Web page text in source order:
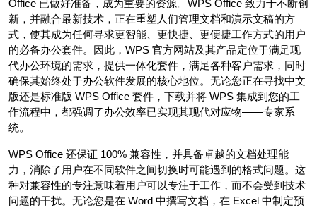
Office 已做好准备，成为重要的资源。WPS Office 致力于不断创
新，并融合最新技术，正在重塑人们管理文档和演示文稿的方
式，使其成为任何寻求更智能、更快捷、更便捷工作方式的用户
的必备办公套件。因此，WPS 官方网站及其产品定位于满足现
代办公环境的需求，提供一体化套件，满足各种客户需求，同时
确保其始终处于办公软件发展的核心地位。无论您正在寻找中文
版还是标准版 WPS Office 套件，下载并将 WPS 集成到您的工
作流程中，都强调了办公效率已实现其现代对应物——专家系
统。
WPS Office 还保证 100% 兼容性，并具备卓越的文档处理能
力，消除了用户在不同软件之间切换时可能遇到的格式问题。这
种对兼容性的专注意味着用户可以专注于工作，而不会受到技术
问题的干扰。无论您是在 Word 中撰写文档，在 Excel 中制定预